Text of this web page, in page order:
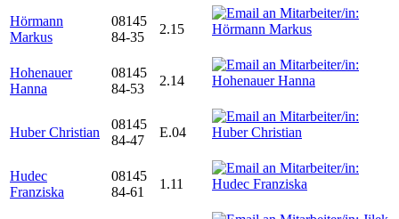
Hörmann
Markus
08145
84-35
2.15
Hohenauer
Hanna
08145
84-53
2.14
Huber Christian
08145
84-47
E.04
Hudec
Franziska
08145
84-61
1.11